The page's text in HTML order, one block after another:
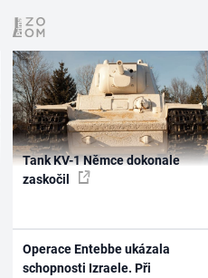
Tank KV-1 Němce dokonale
zaskočil
Operace Entebbe ukázala
schopnosti Izraele. Při